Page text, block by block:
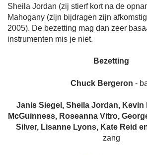
Sheila Jordan (zij stierf kort na de
Mahogany (zijn bijdragen zijn
2005). De bezetting mag dan zeer
instrumenten mis je niet.
Bezetting
Chuck Bergeron -
Janis Siegel, Sheila Jordan, Kevin
McGuinness, Roseanna Vitro,
Silver, Lisanne Lyons, Kate Reid
zang